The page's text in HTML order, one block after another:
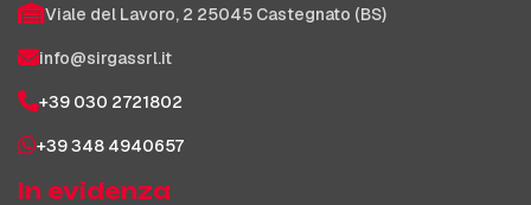
Viale del Lavoro, 2 25045 Castegnato (BS)
info@sirgassrl.it
+39 030 2721802
+39 348 4940657
In evidenza